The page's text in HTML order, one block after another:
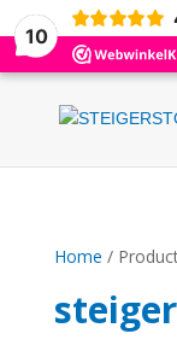
10
0031 (0)6
Home /